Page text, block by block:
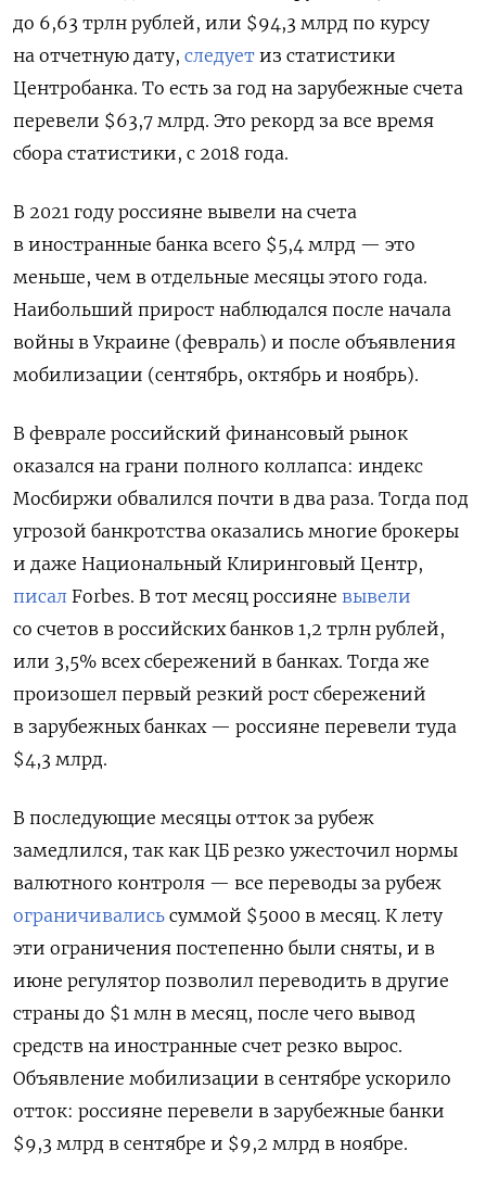
до 6,63 трлн рублей, или $94,3 млрд по курсу
на отчетную дату, следует из статистики
Центробанка. То есть за год на зарубежные счета
перевели $63,7 млрд. Это рекорд за все время
сбора статистики, с 2018 года.
В 2021 году россияне вывели на счета
в иностранные банка всего $5,4 млрд — это
меньше, чем в отдельные месяцы этого года.
Наибольший прирост наблюдался после начала
войны в Украине (февраль) и после объявления
мобилизации (сентябрь, октябрь и ноябрь).
В феврале российский финансовый рынок
оказался на грани полного коллапса: индекс
Мосбиржи обвалился почти в два раза. Тогда под
угрозой банкротства оказались многие брокеры
и даже Национальный Клиринговый Центр,
писал Forbes. В тот месяц россияне вывели
со счетов в российских банков 1,2 трлн рублей,
или 3,5% всех сбережений в банках. Тогда же
произошел первый резкий рост сбережений
в зарубежных банках — россияне перевели туда
$4,3 млрд.
В последующие месяцы отток за рубеж
замедлился, так как ЦБ резко ужесточил нормы
валютного контроля — все переводы за рубеж
ограничивались суммой $5000 в месяц. К лету
эти ограничения постепенно были сняты, и в
июне регулятор позволил переводить в другие
страны до $1 млн в месяц, после чего вывод
средств на иностранные счет резко вырос.
Объявление мобилизации в сентябре ускорило
отток: россияне перевели в зарубежные банки
$9,3 млрд в сентябре и $9,2 млрд в ноябре.